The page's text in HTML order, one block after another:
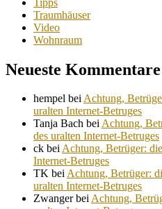
Traumhäuser
Video
Wohnraum
Neueste Kommentare
hempel beiAchtung,
uralten Internet-Betruges
Tanja Bach beiAchtung,
des uralten Internet-Betruges
ck beiAchtung, Betrüger:
Internet-Betruges
TK beiAchtung, Betrüger:
uralten Internet-Betruges
ZwangerbeiAchtung,